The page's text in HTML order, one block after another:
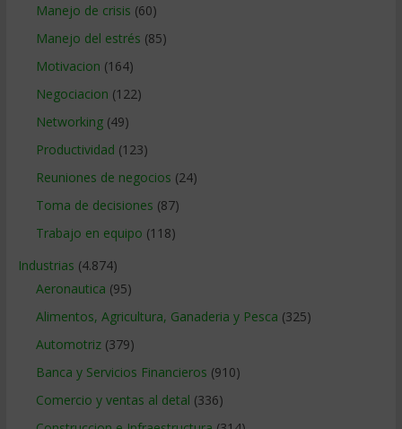
Manejo de crisis (60)
Manejo del estrés (85)
Motivacion (164)
Negociacion (122)
Networking(49)
Productividad (123)
Reuniones de negocios (24)
Toma de decisiones (87)
Trabajo en equipo (118)
Industrias (4.874)
Aeronautica (95)
Alimentos, Agricultura, Ganaderia y Pesca (325)
Automotriz(379)
Banca y Servicios Financieros (910)
Comercio y ventas al detal (336)